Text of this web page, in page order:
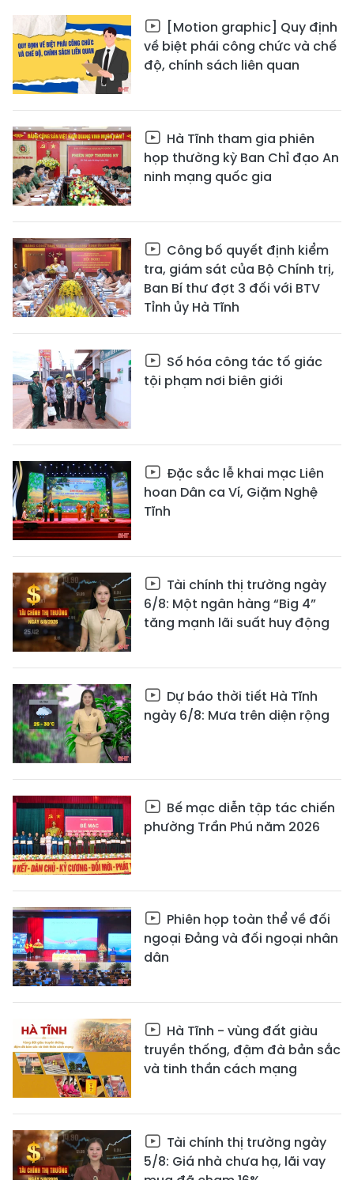
[Motion graphic] Quy định
về biệt phái công chức và chế
độ, chính sách liên quan
Hà Tĩnh tham gia phiên
họp thường kỳ Ban Chỉ đạo An
ninh mạng quốc gia
Công bố quyết định kiểm
tra, giám sát của Bộ Chính trị,
Ban Bí thư đợt 3 đối với BTV
Tỉnh ủy Hà Tĩnh
Số hóa công tác tố giác
tội phạm nơi biên giới
Đặc sắc lễ khai mạc Liên
hoan Dân ca Ví, Giặm Nghệ
Tĩnh
Tài chính thị trường ngày
6/8: Một ngân hàng “Big 4”
tăng mạnh lãi suất huy động
Dự báo thời tiết Hà Tĩnh
ngày 6/8: Mưa trên diện rộng
Bế mạc diễn tập tác chiến
phường Trần Phú năm 2026
Phiên họp toàn thể về đối
ngoại Đảng và đối ngoại nhân
dân
Hà Tĩnh - vùng đất giàu
truyền thống, đậm đà bản sắc
và tinh thần cách mạng
Tài chính thị trường ngày
5/8: Giá nhà chưa hạ, lãi vay